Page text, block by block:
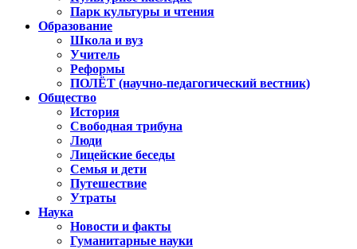
Парк культуры и чтения
Образование
Школа и вуз
Учитель
Реформы
ПОЛЁТ (научно-педагогический вестник)
Общество
История
Свободная трибуна
Люди
Лицейские беседы
Семья и дети
Путешествие
Утраты
Наука
Новости и факты
Гуманитарные науки